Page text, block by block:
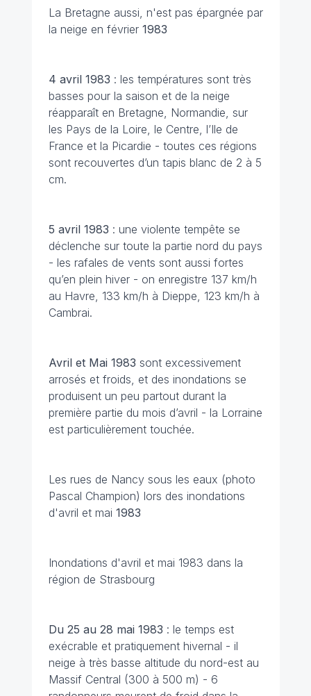
La Bretagne aussi, n'est pas épargnée par
la neige en février 1983
4 avril 1983 : les températures sont très
basses pour la saison et de la neige
réapparaît en Bretagne, Normandie, sur
les Pays de la Loire, le Centre, l’Ile de
France et la Picardie - toutes ces régions
sont recouvertes d’un tapis blanc de 2 à 5
cm.
5 avril 1983 : une violente tempête se
déclenche sur toute la partie nord du pays
- les rafales de vents sont aussi fortes
qu’en plein hiver - on enregistre 137 km/h
au Havre, 133 km/h à Dieppe, 123 km/h à
Cambrai.
Avril et Mai 1983 sont excessivement
arrosés et froids, et des inondations se
produisent un peu partout durant la
première partie du mois d’avril - la Lorraine
est particulièrement touchée.
Les rues de Nancy sous les eaux (photo
Pascal Champion) lors des inondations
d'avril et mai 1983
Inondations d'avril et mai 1983 dans la
région de Strasbourg
Du 25 au 28 mai 1983 : le temps est
exécrable et pratiquement hivernal - il
neige à très basse altitude du nord-est au
Massif Central (300 à 500 m) - 6